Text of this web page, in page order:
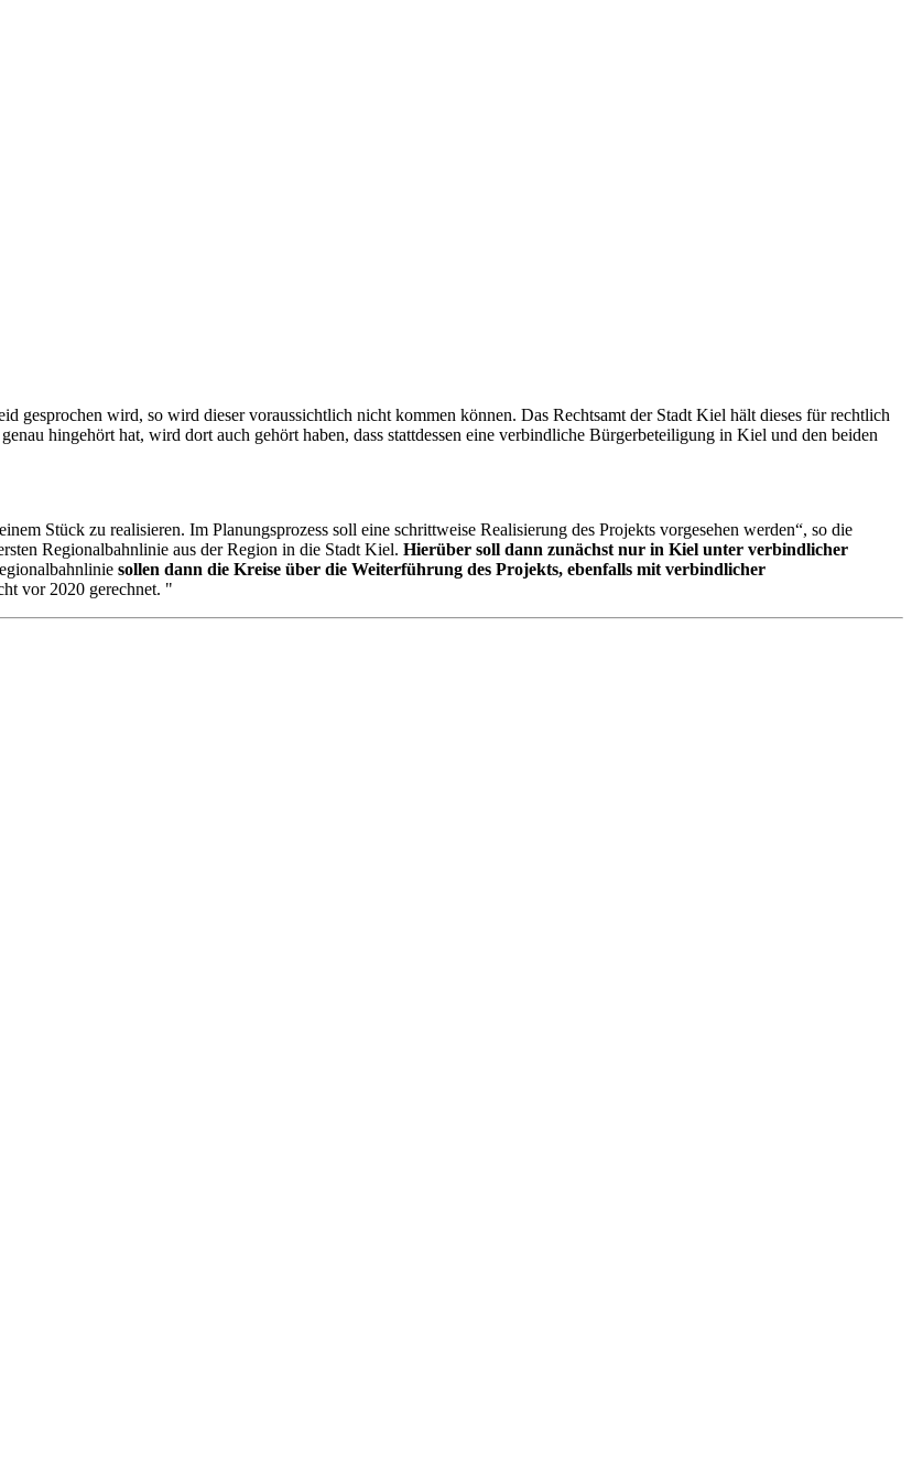
wird, so wird dieser voraussichtlich nicht kommen können. Das Rechtsamt der Stadt Kiel hält dieses für rechtlich
hingehört hat, wird dort auch gehört haben, dass stattdessen eine verbindliche Bürgerbeteiligung in Kiel und den beiden
Stück zu realisieren. Im Planungsprozess soll eine schrittweise Realisierung des Projekts vorgesehen werden“, so die
Regionalbahnlinie aus der Region in die Stadt Kiel. Hierüber soll dann zunächst nur in Kiel unter verbindlicher
sollen dann die Kreise über die Weiterführung des Projekts, ebenfalls mit verbindlicher
vor 2020 gerechnet. "